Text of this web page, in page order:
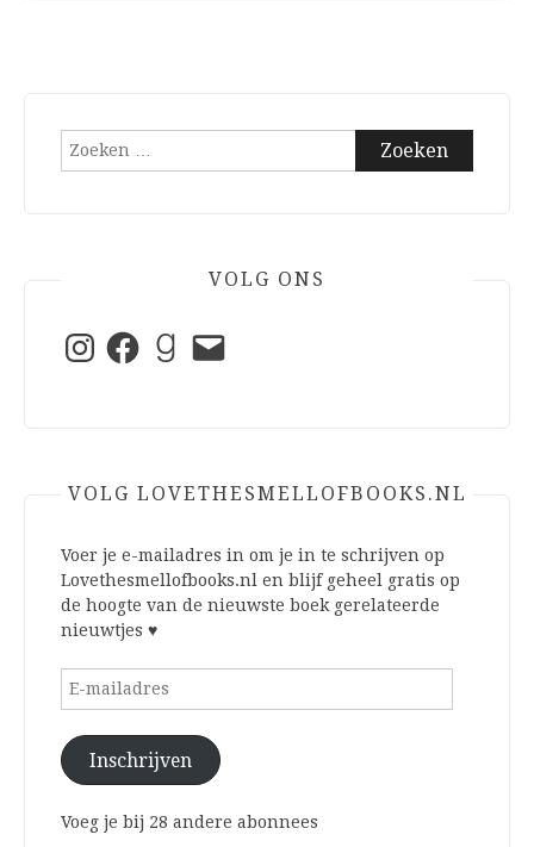
Zoeken
VOLG ONS
InstagramFacebookGoodreads
E-
mail
VOLG LOVETHESMELLOFBOOKS.NL
Voer je e-mailadres in om je in te schrijven op
Lovethesmellofbooks.nl en blijf geheel gratis op
de hoogte van de nieuwste boek gerelateerde
nieuwtjes ♥
E-
Inschrijven
Voeg je bij 28 andere abonnees